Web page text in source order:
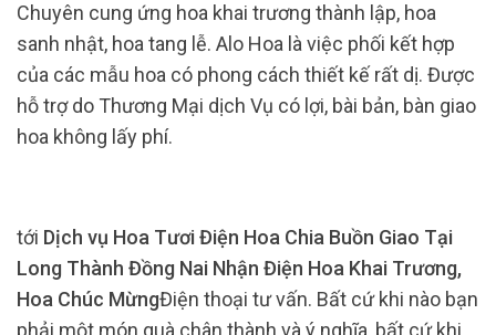
Chuyên cung ứng hoa khai trương thành lập, hoa
sanh nhật, hoa tang lễ. Alo Hoa là việc phối kết hợp
của các mẫu hoa có phong cách thiết kế rất dị. Được
hỗ trợ do Thương Mại dịch Vụ có lợi, bài bản, bàn giao
hoa không lấy phí.
tới Dịch vụ Hoa Tươi Điện Hoa Chia Buồn Giao Tại
Long Thành Đồng Nai Nhận Điện Hoa Khai Trương,
Hoa Chúc MừngĐiện thoại tư vấn. Bất cứ khi nào bạn
phải một món quà chân thành và ý nghĩa, bất cứ khi